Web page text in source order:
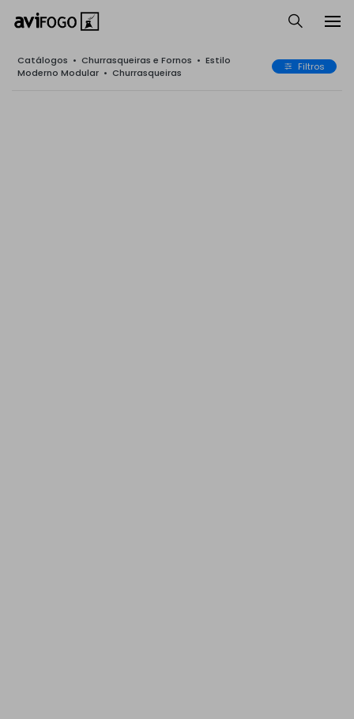
Catálogos • Churrasqueiras e Fornos • Estilo
Moderno Modular • Churrasqueiras Filtros